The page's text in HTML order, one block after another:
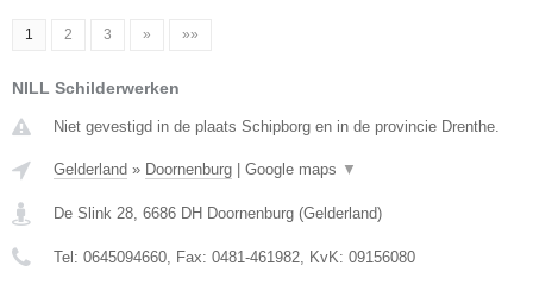
1 2 3 » »»
NILL Schilderwerken
Niet gevestigd in de plaats Schipborg en in de provincie Drenthe.
Gelderland » Doornenburg Google maps ▼
De Slink 28, 6686 DH Doornenburg (Gelderland)
Tel: 0645094660, Fax: 0481-461982, KvK: 09156080